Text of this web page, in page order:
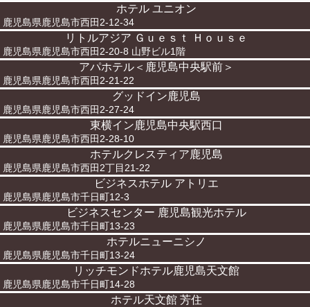
ホテル ユニオン
鹿児島県鹿児島市西田2-12-34
リトルアジア Ｇｕｅｓｔ Ｈｏｕｓｅ
鹿児島県鹿児島市西田2-20-8 山野ビル1階
アパホテル＜鹿児島中央駅前＞
鹿児島県鹿児島市西田2-21-22
グッドイン鹿児島
鹿児島県鹿児島市西田2-27-24
東横イン鹿児島中央駅西口
鹿児島県鹿児島市西田2-28-10
ホテルクレスティア鹿児島
鹿児島県鹿児島市西田2丁目21-22
ビジネスホテル アトリエ
鹿児島県鹿児島市千日町12-3
ビジネスセンター 鹿児島観光ホテル
鹿児島県鹿児島市千日町13-23
ホテルニューニシノ
鹿児島県鹿児島市千日町13-24
リッチモンドホテル鹿児島天文館
鹿児島県鹿児島市千日町14-28
ホテル天文館 芳住